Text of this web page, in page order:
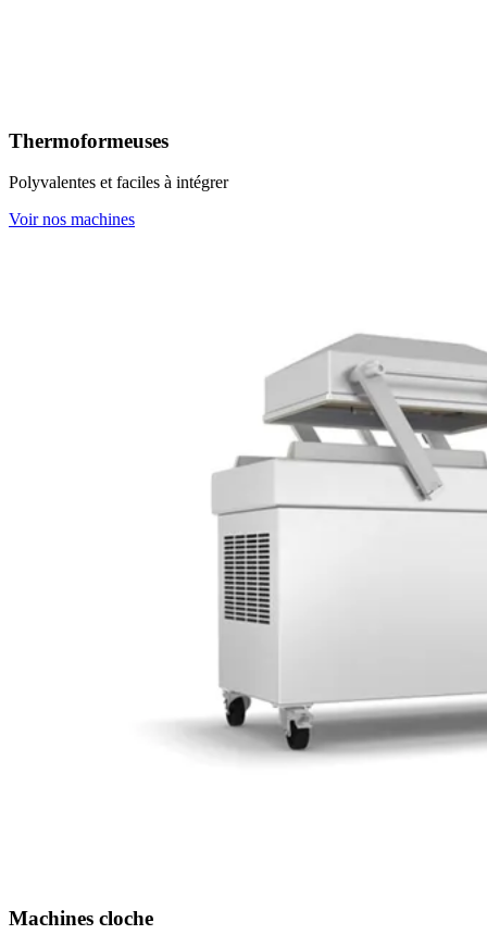
Thermoformeuses
Polyvalentes et faciles à intégrer
Voir nos machines
Machines cloche